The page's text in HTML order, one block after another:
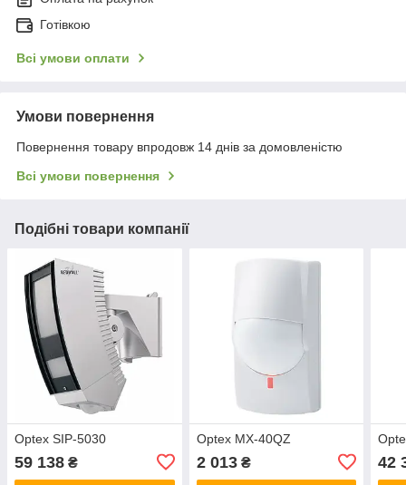
Готівкою
Всі умови оплати
Умови повернення
Повернення товару впродовж 14 днів за домовленістю
Всі умови повернення
Подібні товари компанії
Optex SIP-5030
59 138 ₴
Optex MX-40QZ
2 013₴ 42